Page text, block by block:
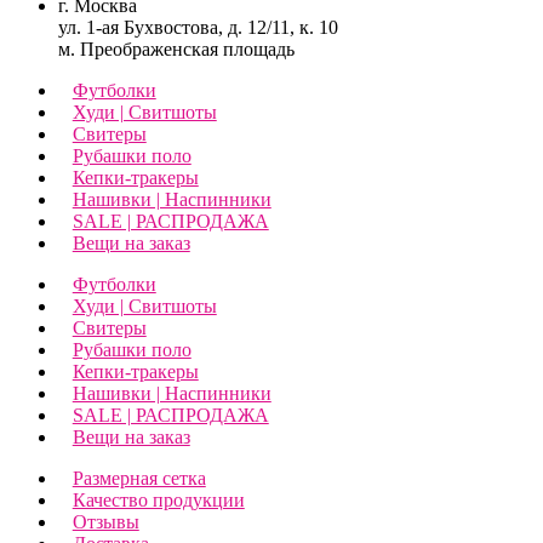
г. Москва
ул. 1-ая Бухвостова, д. 12/11, к. 10
м. Преображенская площадь
Футболки
Худи | Свитшоты
Свитеры
Рубашки поло
Кепки-тракеры
Нашивки | Наспинники
SALE | РАСПРОДАЖА
Вещи на заказ
Футболки
Худи | Свитшоты
Свитеры
Рубашки поло
Кепки-тракеры
Нашивки | Наспинники
SALE | РАСПРОДАЖА
Вещи на заказ
Размерная сетка
Качество продукции
Отзывы